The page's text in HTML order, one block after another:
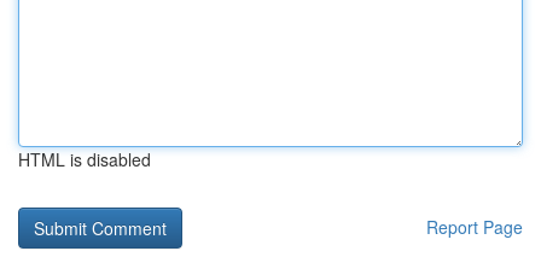
HTML is disabled
Report Page